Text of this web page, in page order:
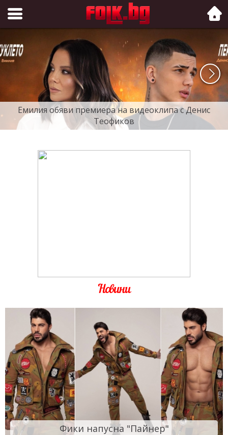
Folk.bg
Емилия обяви премиера на видеоклипа с Денис
Теофиков
Новини
Фики напусна "Пайнер"